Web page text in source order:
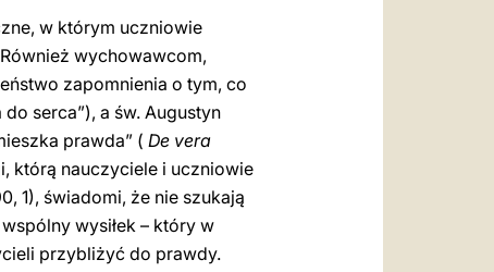
w którym uczniowie
wychowawcom,
zapomnienia o tym, co
serca”), a św. Augustyn
prawda” ( De vera
którą nauczyciele i uczniowie
1), świadomi, że nie szukają
wysiłek – który w
przybliżyć do prawdy.